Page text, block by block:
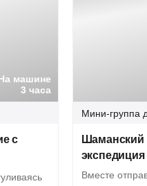
машине
3 часа
с
Мини-группа
Шаманский
Вместе